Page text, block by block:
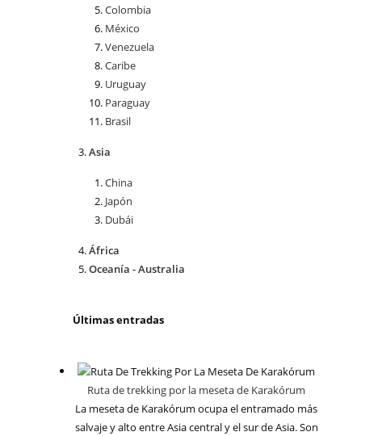
Colombia
México
Venezuela
Caribe
Uruguay
Paraguay
Brasil
Asia
China
Japón
Dubái
África
Oceanía - Australia
Últimas entradas
Ruta de trekking por la meseta de Karakórum
La meseta de Karakórum ocupa el entramado más
salvaje y alto entre Asia central y el sur de Asia. Son